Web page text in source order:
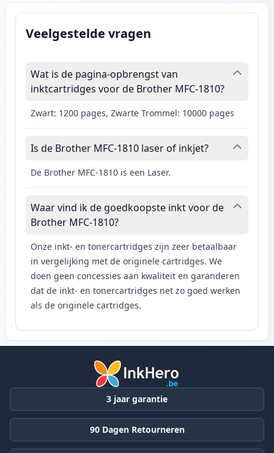
Veelgestelde vragen
Wat is de pagina-opbrengst van
inktcartridges voor de Brother MFC-1810?
Zwart: 1200 pages, Zwarte Trommel: 10000 pages
Is de Brother MFC-1810 laser of inkjet?
De Brother MFC-1810 is een Laser.
Waar vind ik de goedkoopste inkt voor de
Brother MFC-1810?
Onze inkt- en tonercartridges zijn zeer betaalbaar
in vergelijking met de originele cartridges. We
doen geen concessies aan kwaliteit en garanderen
dat de inkt- en tonercartridges net zo goed werken
als de originele cartridges.
3 jaar garantie
90 Dagen Retourneren